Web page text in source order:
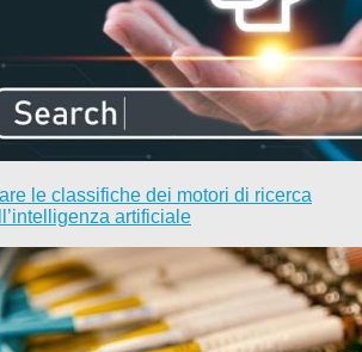
le classifiche dei motori di ricerca
artificiale